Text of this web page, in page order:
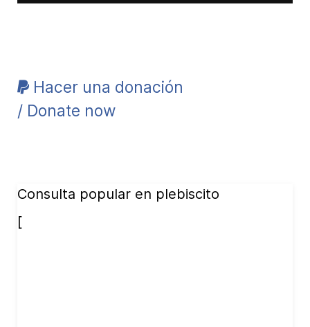
Hacer una donación
/ Donate now
Consulta popular en plebiscito
[